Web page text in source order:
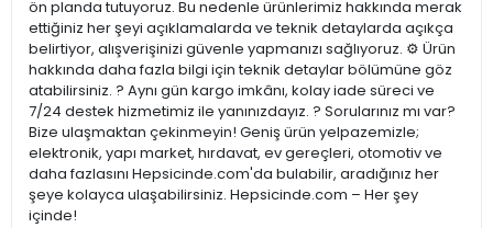
ön planda tutuyoruz. Bu nedenle ürünlerimiz hakkında merak
ettiğiniz her şeyi açıklamalarda ve teknik detaylarda açıkça
belirtiyor, alışverişinizi güvenle yapmanızı sağlıyoruz. ⚙️ Ürün
hakkında daha fazla bilgi için teknik detaylar bölümüne göz
atabilirsiniz. ? Aynı gün kargo imkânı, kolay iade süreci ve
7/24 destek hizmetimiz ile yanınızdayız. ? Sorularınız mı var?
Bize ulaşmaktan çekinmeyin! Geniş ürün yelpazemizle;
elektronik, yapı market, hırdavat, ev gereçleri, otomotiv ve
daha fazlasını Hepsicinde.com'da bulabilir, aradığınız her
şeye kolayca ulaşabilirsiniz. Hepsicinde.com – Her şey
içinde!